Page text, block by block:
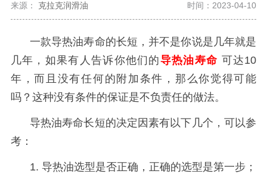
来源： 克拉克润滑油 时间：2023-04-10
一款导热油寿命的长短，并不是你说是几年就是
几年，如果有人告诉你他们的导热油寿命 可达10
年，而且没有任何的附加条件，那么你觉得可能
吗？这种没有条件的保证是不负责任的做法。
导热油寿命长短的决定因素有以下几个，可以参
考：
1. 导热油选型是否正确，正确的选型是第一步；